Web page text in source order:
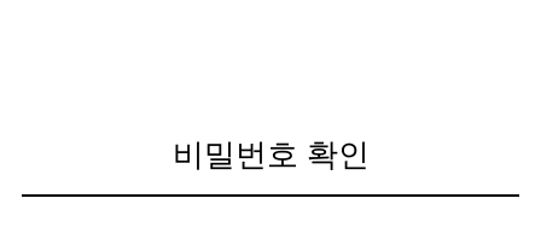
비밀번호 확인